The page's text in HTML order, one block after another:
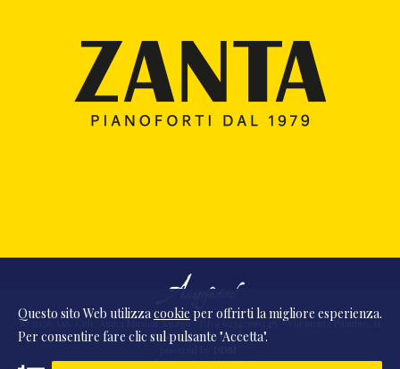
© 2026 Ass. Cult. Amici Musica Asiago - P.Iva 02342390248 - Via monte Pasubio, 11
- 36010 Zanè (VI) Italia
webdesignDAAMSTUDIO
Questo sito Web utilizzacookie per offrirti la migliore esperienza.
Per consentire fare clic sul pulsante "Accetta".